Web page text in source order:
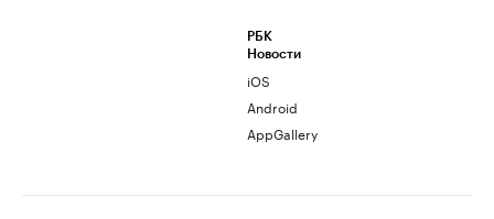
РБК
Новости
iOS
Android
AppGallery